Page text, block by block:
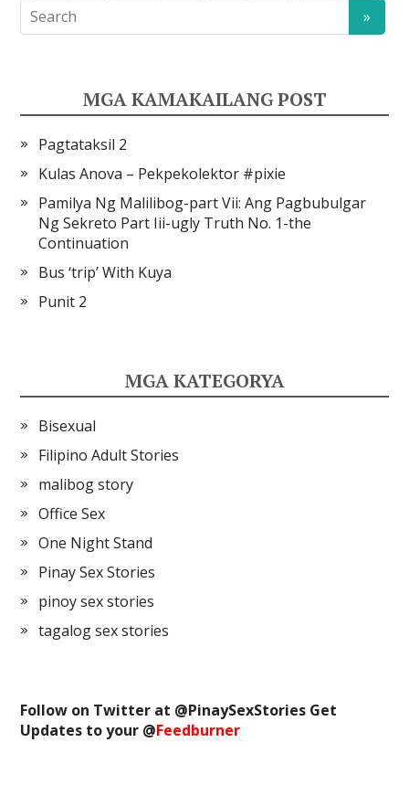
MGA KAMAKAILANG POST
Pagtataksil 2
Kulas Anova – Pekpekolektor #pixie
Pamilya Ng Malilibog-part Vii: Ang Pagbubulgar
Ng Sekreto Part Iii-ugly Truth No. 1-the
Continuation
Bus ‘trip’ With Kuya
Punit 2
MGA KATEGORYA
Bisexual
Filipino Adult Stories
malibog story
Office Sex
One Night Stand
Pinay Sex Stories
pinoy sex stories
tagalog sex stories
Follow on Twitter at @PinaySexStories Get
Updates to your @Feedburner